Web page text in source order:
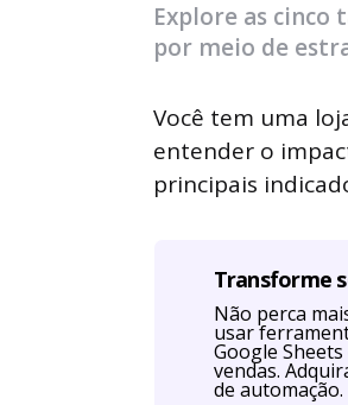
Explore as cinco
por meio de
Você tem uma
entender o
principais
Transforme
Não perca
usar
Google
vendas.
de automação.